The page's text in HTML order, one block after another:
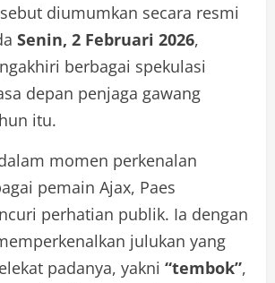
diumumkan secara resmi
Senin, 2 Februari 2026,
berbagai spekulasi
depan penjaga gawang
itu.
momen perkenalan
pemain Ajax, Paes
perhatian publik. Ia dengan
julukan yang
padanya, yakni “tembok”,